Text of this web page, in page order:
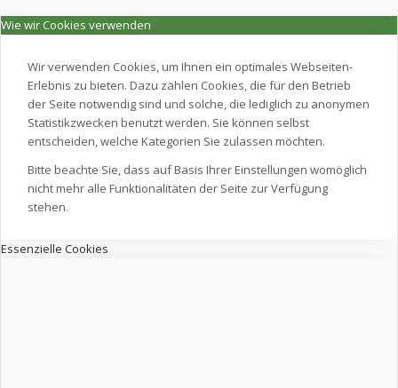
Wie wir Cookies verwenden
Wir verwenden Cookies, um Ihnen ein optimales Webseiten-
Erlebnis zu bieten. Dazu zählen Cookies, die für den Betrieb
der Seite notwendig sind und solche, die lediglich zu anonymen
Statistikzwecken benutzt werden. Sie können selbst
entscheiden, welche Kategorien Sie zulassen möchten.
Bitte beachte Sie, dass auf Basis Ihrer Einstellungen womöglich
nicht mehr alle Funktionalitäten der Seite zur Verfügung
stehen.
Essenzielle Cookies